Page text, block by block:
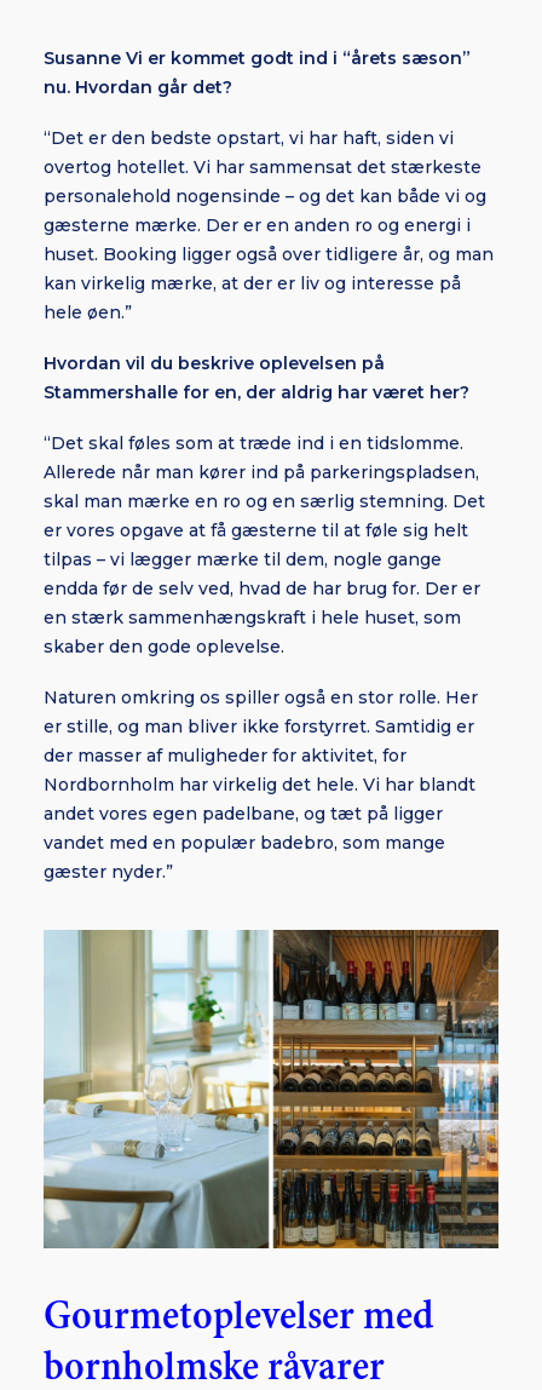
Susanne Vi er kommet godt ind i “årets sæson”
nu. Hvordan går det?
“Det er den bedste opstart, vi har haft, siden vi
overtog hotellet. Vi har sammensat det stærkeste
personalehold nogensinde – og det kan både vi og
gæsterne mærke. Der er en anden ro og energi i
huset. Booking ligger også over tidligere år, og man
kan virkelig mærke, at der er liv og interesse på
hele øen.”
Hvordan vil du beskrive oplevelsen på
Stammershalle for en, der aldrig har været her?
“Det skal føles som at træde ind i en tidslomme.
Allerede når man kører ind på parkeringspladsen,
skal man mærke en ro og en særlig stemning. Det
er vores opgave at få gæsterne til at føle sig helt
tilpas – vi lægger mærke til dem, nogle gange
endda før de selv ved, hvad de har brug for. Der er
en stærk sammenhængskraft i hele huset, som
skaber den gode oplevelse.
Naturen omkring os spiller også en stor rolle. Her
er stille, og man bliver ikke forstyrret. Samtidig er
der masser af muligheder for aktivitet, for
Nordbornholm har virkelig det hele. Vi har blandt
andet vores egen padelbane, og tæt på ligger
vandet med en populær badebro, som mange
gæster nyder.”
Gourmetoplevelser med
bornholmske råvarer